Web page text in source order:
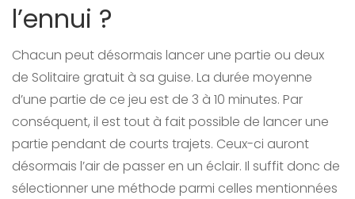
l’ennui ?
Chacun peut désormais lancer une partie ou deux
de Solitaire gratuit à sa guise. La durée moyenne
d’une partie de ce jeu est de 3 à 10 minutes. Par
conséquent, il est tout à fait possible de lancer une
partie pendant de courts trajets. Ceux-ci auront
désormais l’air de passer en un éclair. Il suffit donc de
sélectionner une méthode parmi celles mentionnées